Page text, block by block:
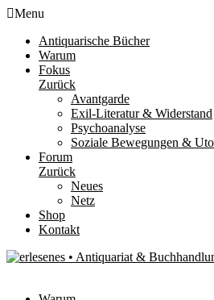
Menu
Antiquarische Bücher
Warum
Fokus
Zurück
Avantgarde
Exil-Literatur & Widerstand
Psychoanalyse
Soziale Bewegungen &
Forum
Zurück
Neues
Netz
Shop
Kontakt